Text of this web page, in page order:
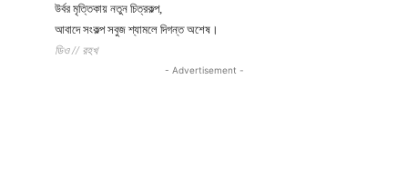
উর্বর মৃত্তিকায় নতুন চিত্রকল্প,
আবাদে সংকল্প সবুজ শ্যামলে দিগন্ত অশেষ।
ডিও // রহখ
- Advertisement -